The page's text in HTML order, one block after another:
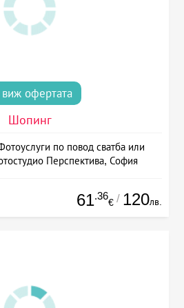
виж офертата
Шопинг
по повод сватба или
Перспектива, София
61.36
€ / 120лв.